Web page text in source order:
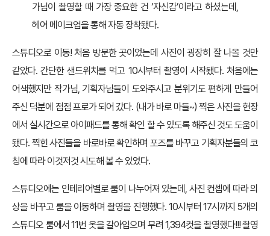
가님이 촬영할 때 가장 중요한 건 ‘자신감’이라고 하셨는데,
헤어 메이크업을 통해 자동 장착됐다.
스튜디오로 이동! 처음 방문한 곳이었는데 사진이 굉장히 잘 나올 것만
같았다. 간단한 샌드위치를 먹고 10시부터 촬영이 시작됐다. 처음에는
어색했지만 작가님, 기획자님들이 도와주시고 분위기도 편하게 만들어
주신 덕분에 점점 프로가 되어 갔다. (내가 바로 마들~) 찍은 사진을 현장
에서 실시간으로 아이패드를 통해 확인 할 수 있도록 해주신 것도 도움이
됐다. 찍힌 사진들을 바로바로 확인하며 포즈를 바꾸고 기획자분들의 코
칭에 따라 이것저것 시도해 볼 수 있었다.
스튜디오에는 인테리어별로 룸이 나누어져 있는데, 사진 컨셉에 따라 의
상을 바꾸고 룸을 이동하며 촬영을 진행했다. 10시부터 17시까지 5개의
스튜디오 룸에서 11번 옷을 갈아입으며 무려 1,394컷을 촬영했다!!! 촬영